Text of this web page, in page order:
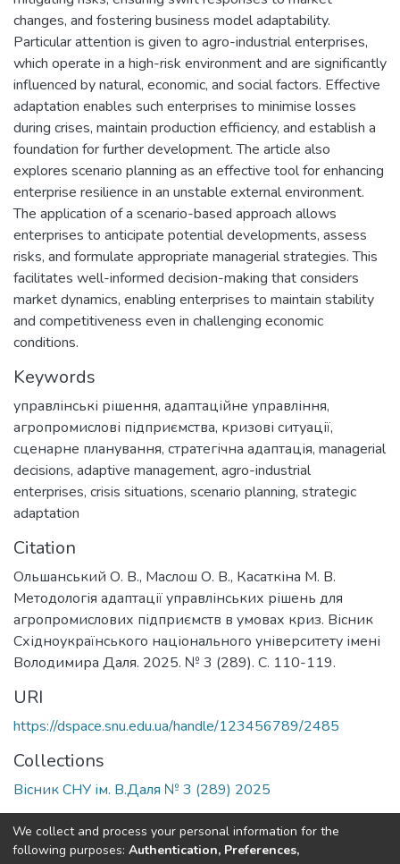
changes, and fostering business model adaptability.
Particular attention is given to agro-industrial enterprises,
which operate in a high-risk environment and are significantly
influenced by natural, economic, and social factors. Effective
adaptation enables such enterprises to minimise losses
during crises, maintain production efficiency, and establish a
foundation for further development. The article also
explores scenario planning as an effective tool for enhancing
enterprise resilience in an unstable external environment.
The application of a scenario-based approach allows
enterprises to anticipate potential developments, assess
risks, and formulate appropriate managerial strategies. This
facilitates well-informed decision-making that considers
market dynamics, enabling enterprises to maintain stability
and competitiveness even in challenging economic
conditions.
Keywords
управлінські рішення, адаптаційне управління,
агропромислові підприємства, кризові ситуації,
сценарне планування, стратегічна адаптація, managerial
decisions, adaptive management, agro-industrial
enterprises, crisis situations, scenario planning, strategic
adaptation
Citation
Ольшанський О. В., Маслош О. В., Касаткіна М. В.
Методологія адаптації управлінських рішень для
агропромислових підприємств в умовах криз. Вісник
Східноукраїнського національного університету імені
Володимира Даля. 2025. № 3 (289). С. 110-119.
URI
https://dspace.snu.edu.ua/handle/123456789/2485
Collections
Вісник СНУ ім. В.Даля № 3 (289) 2025
Full item page
We collect and process your personal information for the
following purposes: Authentication, Preferences,